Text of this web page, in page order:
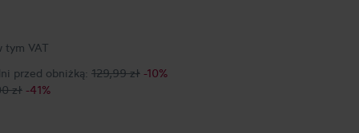
tym VAT
przed obniżką: 129,99 zł -10%
zł -41%